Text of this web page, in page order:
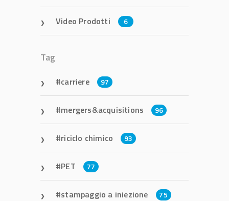
Video Prodotti 6
Tag
carriere 97
mergers&acquisitions 96
riciclo chimico 93
PET 77
stampaggio a iniezione 75